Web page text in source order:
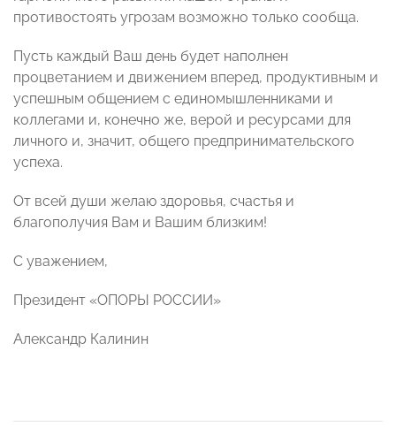
противостоять угрозам возможно только сообща.
Пусть каждый Ваш день будет наполнен
процветанием и движением вперед, продуктивным и
успешным общением с единомышленниками и
коллегами и, конечно же, верой и ресурсами для
личного и, значит, общего предпринимательского
успеха.
От всей души желаю здоровья, счастья и
благополучия Вам и Вашим близким!
С уважением,
Президент «ОПОРЫ РОССИИ»
Александр Калинин